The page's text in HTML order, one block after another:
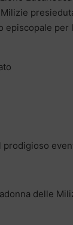
episcopale per
prodigioso
delle